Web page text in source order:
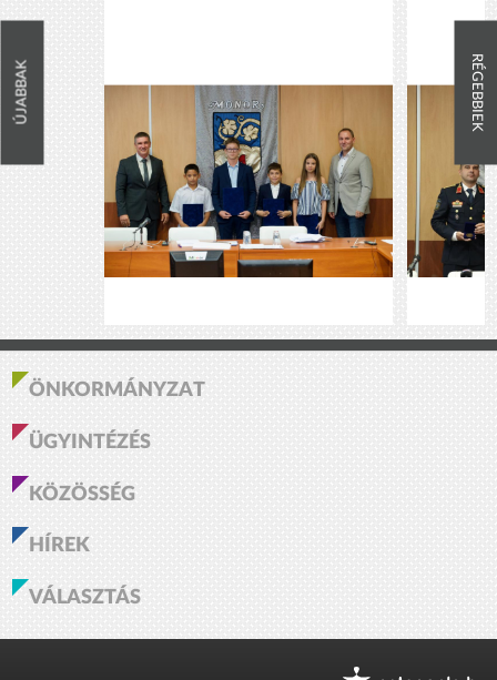
ÚJABBAK RÉGEBBIEK
ÖNKORMÁNYZAT
ÜGYINTÉZÉS
KÖZÖSSÉG
HÍREK
VÁLASZTÁS